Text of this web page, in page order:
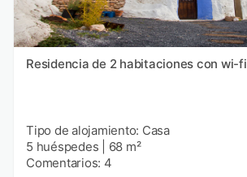
Residencia de 2 habitaciones con wi-fi
Tipo de alojamiento: Casa
5 huéspedes
68 m²
Comentarios: 4